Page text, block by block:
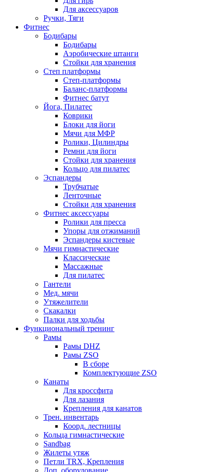
Для аксессуаров
Ручки, Тяги
Фитнес
Бодибары
Бодибары
Аэробические штанги
Стойки для хранения
Степ платформы
Степ-платформы
Баланс-платформы
Фитнес батут
Йога, Пилатес
Коврики
Блоки для йоги
Мячи для МФР
Ролики, Цилиндры
Ремни для йоги
Стойки для хранения
Кольцо для пилатес
Эспандеры
Трубчатые
Ленточные
Стойки для хранения
Фитнес аксессуары
Ролики для пресса
Упоры для отжиманий
Эспандеры кистевые
Мячи гимнастические
Классические
Массажные
Для пилатес
Гантели
Мед. мячи
Утяжелители
Скакалки
Палки для ходьбы
Функциональный тренинг
Рамы
Рамы DHZ
Рамы ZSO
В сборе
Комплектующие ZSO
Канаты
Для кроссфита
Для лазания
Крепления для канатов
Трен. инвентарь
Коорд. лестницы
Кольца гимнастические
Sandbag
Жилеты утяж
Петли TRX, Крепления
Доп. оборудование